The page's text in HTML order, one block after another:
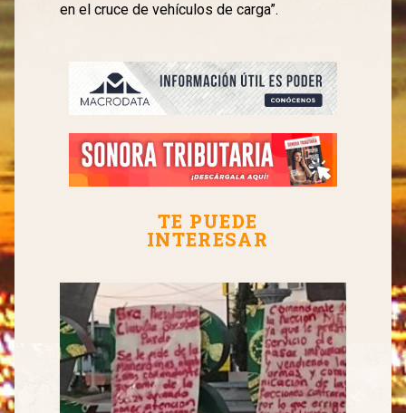
en el cruce de vehículos de carga”.
TE PUEDE
INTERESAR